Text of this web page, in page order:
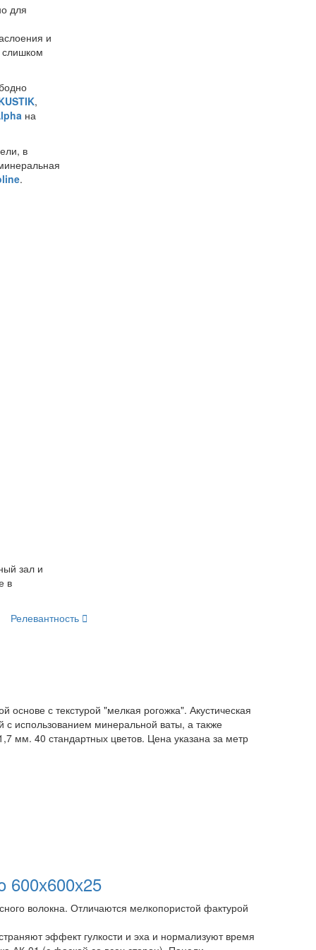
для
и
слишком
,
на
в
.
зал и
в
Релевантность 
основе с текстурой "мелкая рогожка". Акустическая
с использованием минеральной ваты, а также
мм. 40 стандартных цветов. Цена указана за метр
600х600х25
волокна. Отличаются мелкопористой фактурой
эффект гулкости и эха и нормализуют время